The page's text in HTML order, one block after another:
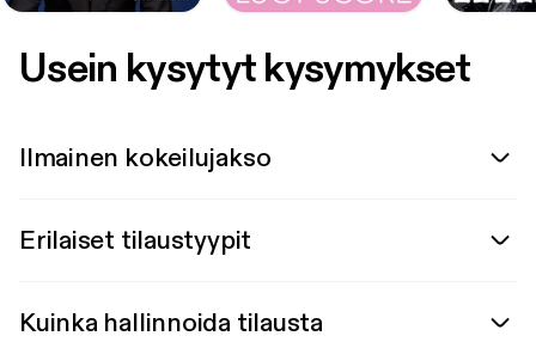
Usein kysytyt kysymykset
Ilmainen kokeilujakso
Erilaiset tilaustyypit
Kuinka hallinnoida tilausta